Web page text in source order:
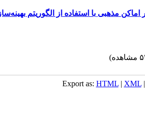
مذهبی با استفاده از الگوریتم
Export as: HTML| XML|